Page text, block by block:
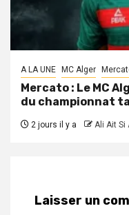
A LA UNE MC Alger
Mercato : Le MC
du championnat
2 jours il y a Ali Ait Si
Laisser un